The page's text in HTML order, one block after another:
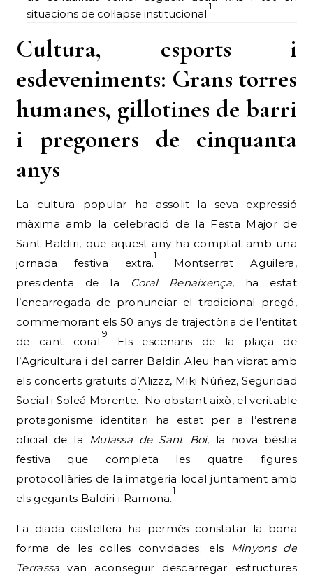
situacions de col·lapse institucional.
1
Cultura, esports i
esdeveniments: Grans torres
humanes, gillotines de barri
i pregoners de cinquanta
anys
La cultura popular ha assolit la seva expressió
màxima amb la celebració de la Festa Major de
Sant Baldiri, que aquest any ha comptat amb una
jornada festiva extra.
1
Montserrat Aguilera,
presidenta de la
Coral Renaixença, ha estat
l’encarregada de pronunciar el tradicional pregó,
commemorant els 50 anys de trajectòria de l’entitat
de cant coral.
9
Els escenaris de la plaça de
l’Agricultura i del carrer Baldiri Aleu han vibrat amb
els concerts gratuïts d’Alizzz, Miki Núñez, Seguridad
Social i Soleá Morente.
1
No obstant això, el veritable
protagonisme identitari ha estat per a l’estrena
oficial de la Mulassa de Sant Boi, la nova bèstia
festiva que completa les quatre figures
protocol·làries de la imatgeria local juntament amb
els gegants Baldiri i Ramona.
1
La diada castellera ha permès constatar la bona
forma de les colles convidades; els Minyons de
Terrassa van aconseguir descarregar estructures